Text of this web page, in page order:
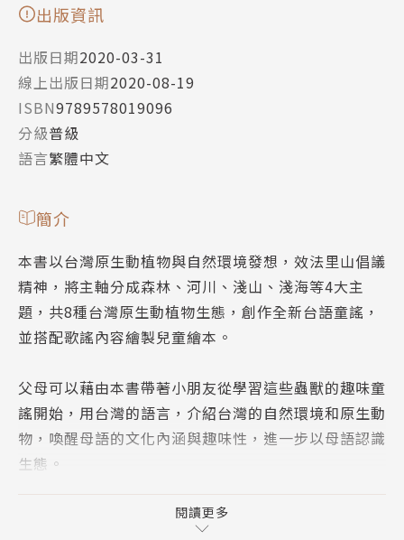
出版資訊
出版日期2020-03-31
線上出版日期2020-08-19
ISBN9789578019096
分級普級
語言繁體中文
簡介
本書以台灣原生動植物與自然環境發想，效法里山倡議
精神，將主軸分成森林、河川、淺山、淺海等4大主
題，共8種台灣原生動植物生態，創作全新台語童謠，
並搭配歌謠內容繪製兒童繪本。
父母可以藉由本書帶著小朋友從學習這些蟲獸的趣味童
謠開始，用台灣的語言，介紹台灣的自然環境和原生動
物，喚醒母語的文化內涵與趣味性，進一步以母語認識
生態。
閱讀更多